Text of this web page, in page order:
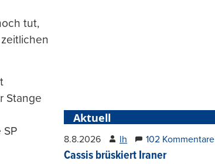
tut,
Stange
Aktuell
8.8.2026 lh 102 Kommentare
Cassis brüskiert Iraner